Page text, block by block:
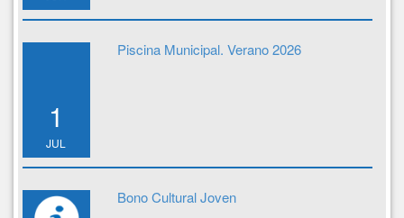
1
JUL
Piscina Municipal. Verano 2026
Bono Cultural Joven